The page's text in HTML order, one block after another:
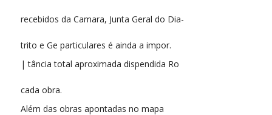
recebidos da Camara, Junta Geral do Dia-
trito e Ge particulares é ainda a impor.
| tância total aproximada dispendida Ro
cada obra.
Além das obras apontadas no mapa